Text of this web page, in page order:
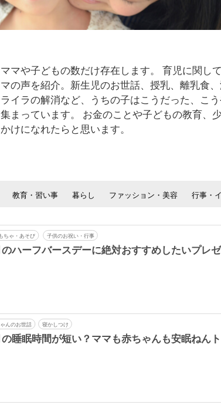
マや子どもの数だけ存在します。 育児に関し
の声を紹介。新生児のお世話、授乳、離乳食、
イラの解消など、うちの子はこうだった、こ
まっています。 お金のことや子どもの教育、
けになれたらと思います。
教育・習い事 暮らし ファッション・美容 行事・
ちゃ・あそび 子供のお祝い・行事
ハーフバースデーに絶対おすすめしたいプレ
んのお世話 寝かしつけ
睡眠時間が短い？ママも赤ちゃんも安眠ねんト